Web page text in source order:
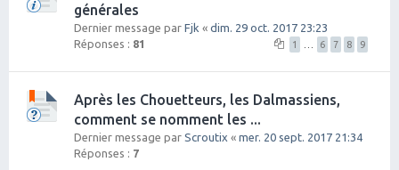
générales
Dernier message par Fjk « dim. 29 oct. 2017 23:23
Réponses : 81 1 6 7 8 9
Après les Chouetteurs, les Dalmassiens,
comment se nomment les ...
Dernier message par Scroutix « mer. 20 sept. 2017 21:34
Réponses : 7